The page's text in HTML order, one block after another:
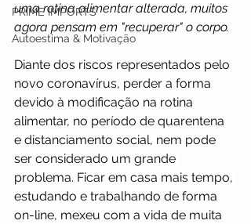
PRIME IMPORTS
Autoestima & Motivação
uma rotina alimentar alterada, muitos
agora pensam em "recuperar" o corpo.
Diante dos riscos representados pelo
novo coronavírus, perder a forma
devido à modificação na rotina
alimentar, no período de quarentena
e distanciamento social, nem pode
ser considerado um grande
problema. Ficar em casa mais tempo,
estudando e trabalhando de forma
on-line, mexeu com a vida de muita